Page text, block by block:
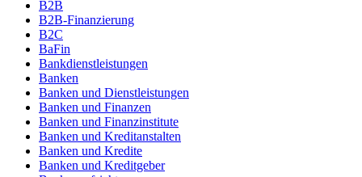
B2B
B2B-Finanzierung
B2C
BaFin
Bankdienstleistungen
Banken
Banken und Dienstleistungen
Banken und Finanzen
Banken und Finanzinstitute
Banken und Kreditanstalten
Banken und Kredite
Banken und Kreditgeber